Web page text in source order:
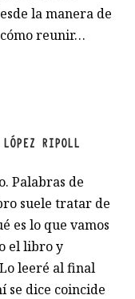
la manera de
reunir…
RIPOLL
Palabras de
suele tratar de
es lo que vamos
el libro y
leeré al final
se dice coincide